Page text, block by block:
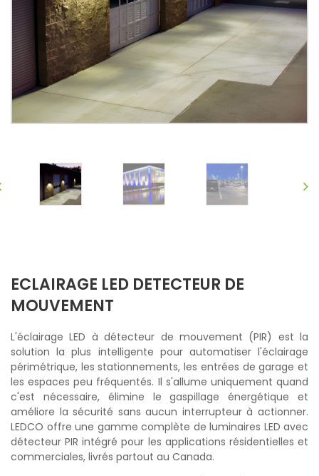
ECLAIRAGE LED DETECTEUR DE
MOUVEMENT
L'éclairage LED à détecteur de mouvement (PIR) est la
solution la plus intelligente pour automatiser l'éclairage
périmétrique, les stationnements, les entrées de garage et
les espaces peu fréquentés. Il s'allume uniquement quand
c'est nécessaire, élimine le gaspillage énergétique et
améliore la sécurité sans aucun interrupteur à actionner.
LEDCO offre une gamme complète de luminaires LED avec
détecteur PIR intégré pour les applications résidentielles et
commerciales, livrés partout au Canada.